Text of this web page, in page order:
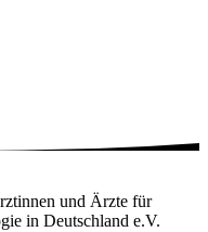
und Ärzte für
in Deutschland e.V.